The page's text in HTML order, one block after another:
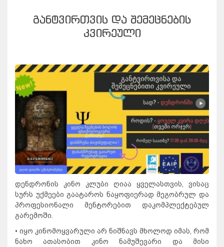
ᲒᲐᲜᲢᲕᲘᲠᲗᲕᲘᲡ ᲓᲐ ᲨᲔᲛᲔᲪᲜᲔᲑᲘᲡ
ᲙᲕᲘᲠᲔᲣᲚᲘ
დენდრონის კინო კლუბი ღიაა ყველასთვის, ვისაც
სურს უქმეები გაატაროს ნაყოფიერად მეგობრულ და
პროფესიონალი მენტორებით დაკომპლექტებულ
გარემოში.
• იყო კინომოყვარული არ ნიშნავს მხოლოდ იმას, რომ
ნახო ათასობით კინო ნამუშევარი და მისი